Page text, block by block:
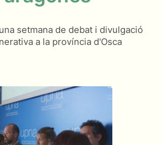
setmana de debat i divulgació
a la província d'Osca